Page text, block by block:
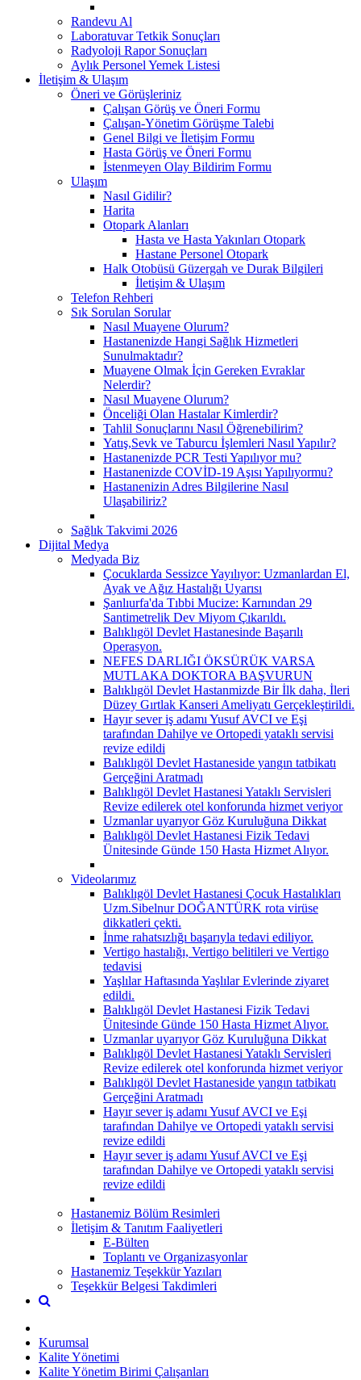
Randevu Al
Laboratuvar Tetkik Sonuçları
Radyoloji Rapor Sonuçları
Aylık Personel Yemek Listesi
İletişim & Ulaşım
Öneri ve Görüşleriniz
Çalışan Görüş ve Öneri Formu
Çalışan-Yönetim Görüşme Talebi
Genel Bilgi ve İletişim Formu
Hasta Görüş ve Öneri Formu
İstenmeyen Olay Bildirim Formu
Ulaşım
Nasıl Gidilir?
Harita
Otopark Alanları
Hasta ve Hasta Yakınları Otopark
Hastane Personel Otopark
Halk Otobüsü Güzergah ve Durak Bilgileri
İletişim & Ulaşım
Telefon Rehberi
Sık Sorulan Sorular
Nasıl Muayene Olurum?
Hastanenizde Hangi Sağlık Hizmetleri
Sunulmaktadır?
Muayene Olmak İçin Gereken Evraklar
Nelerdir?
Nasıl Muayene Olurum?
Önceliği Olan Hastalar Kimlerdir?
Tahlil Sonuçlarını Nasıl Öğrenebilirim?
Yatış,Sevk ve Taburcu İşlemleri Nasıl Yapılır?
Hastanenizde PCR Testi Yapılıyor mu?
Hastanenizde COVİD-19 Aşısı Yapılıyormu?
Hastanenizin Adres Bilgilerine Nasıl
Ulaşabiliriz?
Sağlık Takvimi 2026
Dijital Medya
Medyada Biz
Çocuklarda Sessizce Yayılıyor: Uzmanlardan El,
Ayak ve Ağız Hastalığı Uyarısı
Şanlıurfa'da Tıbbi Mucize: Karnından 29
Santimetrelik Dev Miyom Çıkarıldı.
Balıklıgöl Devlet Hastanesinde Başarılı
Operasyon.
NEFES DARLIĞI ÖKSÜRÜK VARSA
MUTLAKA DOKTORA BAŞVURUN
Balıklıgöl Devlet Hastanmizde Bir İlk daha, İleri
Düzey Gırtlak Kanseri Ameliyatı Gerçekleştirildi.
Hayır sever iş adamı Yusuf AVCI ve Eşi
tarafından Dahilye ve Ortopedi yataklı servisi
revize edildi
Balıklıgöl Devlet Hastaneside yangın tatbikatı
Gerçeğini Aratmadı
Balıklıgöl Devlet Hastanesi Yataklı Servisleri
Revize edilerek otel konforunda hizmet veriyor
Uzmanlar uyarıyor Göz Kuruluğuna Dikkat
Balıklıgöl Devlet Hastanesi Fizik Tedavi
Ünitesinde Günde 150 Hasta Hizmet Alıyor.
Videolarımız
Balıklıgöl Devlet Hastanesi Çocuk Hastalıkları
Uzm.Sibelnur DOĞANTÜRK rota virüse
dikkatleri çekti.
İnme rahatsızlığı başarıyla tedavi ediliyor.
Vertigo hastalığı, Vertigo belitileri ve Vertigo
tedavisi
Yaşlılar Haftasında Yaşlılar Evlerinde ziyaret
edildi.
Balıklıgöl Devlet Hastanesi Fizik Tedavi
Ünitesinde Günde 150 Hasta Hizmet Alıyor.
Uzmanlar uyarıyor Göz Kuruluğuna Dikkat
Balıklıgöl Devlet Hastanesi Yataklı Servisleri
Revize edilerek otel konforunda hizmet veriyor
Balıklıgöl Devlet Hastaneside yangın tatbikatı
Gerçeğini Aratmadı
Hayır sever iş adamı Yusuf AVCI ve Eşi
tarafından Dahilye ve Ortopedi yataklı servisi
revize edildi
Hayır sever iş adamı Yusuf AVCI ve Eşi
tarafından Dahilye ve Ortopedi yataklı servisi
revize edildi
Hastanemiz Bölüm Resimleri
İletişim & Tanıtım Faaliyetleri
E-Bülten
Toplantı ve Organizasyonlar
Hastanemiz Teşekkür Yazıları
Teşekkür Belgesi Takdimleri
Kurumsal
Kalite Yönetimi
Kalite Yönetim Birimi Çalışanları